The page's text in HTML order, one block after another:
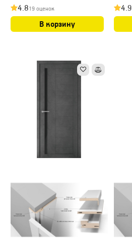
4.819 оценок
В корзину
4.9